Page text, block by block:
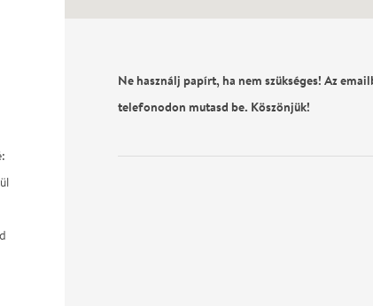
Ne használj papírt, ha nem szükséges! Az
telefonodon mutasd be. Köszönjük!